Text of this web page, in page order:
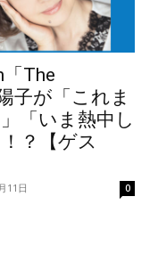
The
子が「これま
「いま熱中し
？【ゲス
11日 0